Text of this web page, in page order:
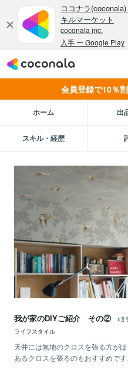
会員登録で10％
ホーム 出
スキル・経歴
我が家のDIYご紹介 その②
ライフスタイル
天井には無地のクロスを張る方が
あるクロスを張るのもおすすめで